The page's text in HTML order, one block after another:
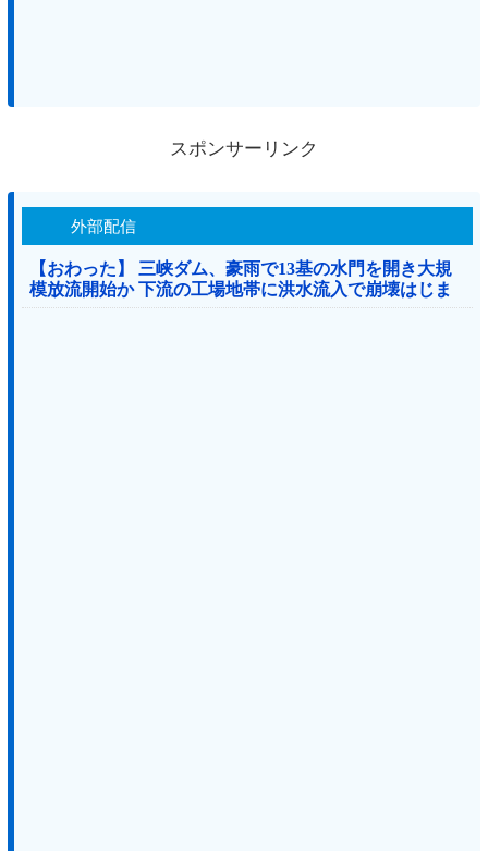
スポンサーリンク
外部配信
【おわった】 三峡ダム、豪雨で13基の水門を開き大規
模放流開始か 下流の工場地帯に洪水流入で崩壊はじま
る